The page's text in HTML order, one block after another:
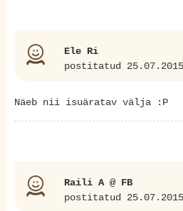
Ele Ri
postitatud
Näeb nii isuäratav välja :P
Raili A @ FB
postitatud